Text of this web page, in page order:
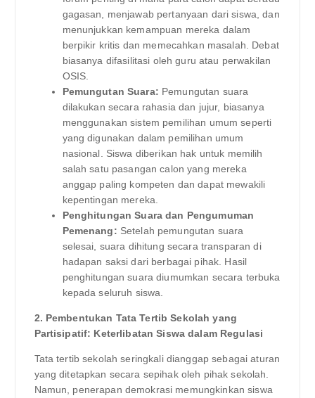
gagasan, menjawab pertanyaan dari siswa, dan
menunjukkan kemampuan mereka dalam
berpikir kritis dan memecahkan masalah. Debat
biasanya difasilitasi oleh guru atau perwakilan
OSIS.
Pemungutan Suara: Pemungutan suara
dilakukan secara rahasia dan jujur, biasanya
menggunakan sistem pemilihan umum seperti
yang digunakan dalam pemilihan umum
nasional. Siswa diberikan hak untuk memilih
salah satu pasangan calon yang mereka
anggap paling kompeten dan dapat mewakili
kepentingan mereka.
Penghitungan Suara dan Pengumuman
Pemenang: Setelah pemungutan suara
selesai, suara dihitung secara transparan di
hadapan saksi dari berbagai pihak. Hasil
penghitungan suara diumumkan secara terbuka
kepada seluruh siswa.
2. Pembentukan Tata Tertib Sekolah yang
Partisipatif: Keterlibatan Siswa dalam Regulasi
Tata tertib sekolah seringkali dianggap sebagai aturan
yang ditetapkan secara sepihak oleh pihak sekolah.
Namun, penerapan demokrasi memungkinkan siswa